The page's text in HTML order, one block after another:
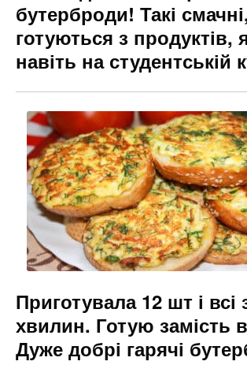
бутерброди! Такі
готуються з продуктів,
навіть на студентській
Приготувала 12 шт і всі
хвилин. Готую замість
Дуже добрі гарячі